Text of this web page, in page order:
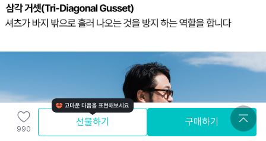
990
선물하기 구매하기